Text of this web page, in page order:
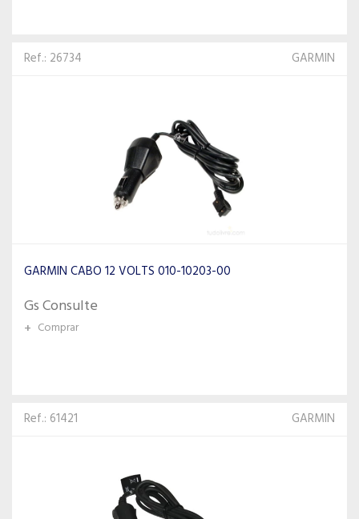
Ref.: 26734 GARMIN
GARMIN CABO 12 VOLTS 010-10203-00
Gs Consulte
+ Comprar
Ref.: 61421 GARMIN